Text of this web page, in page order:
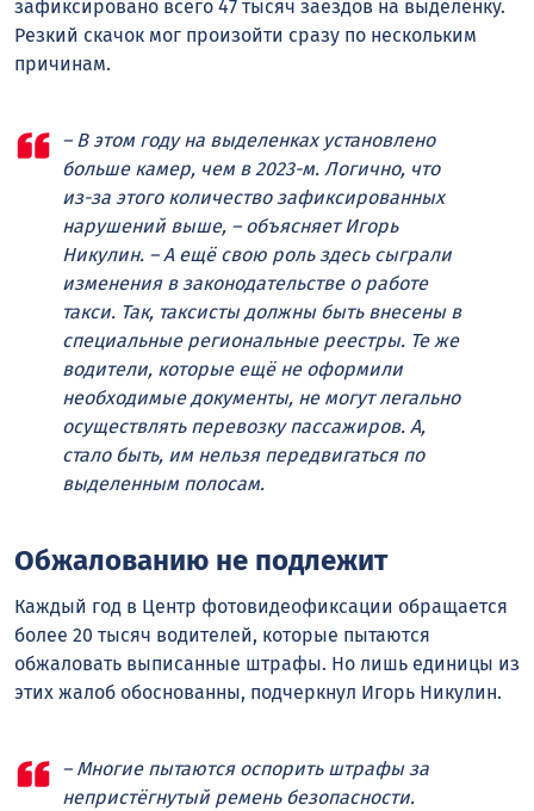
зафиксировано всего 47 тысяч заездов на выделенку.
Резкий скачок мог произойти сразу по нескольким
причинам.
– В этом году на выделенках установлено
больше камер, чем в 2023-м. Логично, что
из-за этого количество зафиксированных
нарушений выше, – объясняет Игорь
Никулин. – А ещё свою роль здесь сыграли
изменения в законодательстве о работе
такси. Так, таксисты должны быть внесены в
специальные региональные реестры. Те же
водители, которые ещё не оформили
необходимые документы, не могут легально
осуществлять перевозку пассажиров. А,
стало быть, им нельзя передвигаться по
выделенным полосам.
Обжалованию не подлежит
Каждый год в Центр фотовидеофиксации обращается
более 20 тысяч водителей, которые пытаются
обжаловать выписанные штрафы. Но лишь единицы из
этих жалоб обоснованны, подчеркнул Игорь Никулин.
– Многие пытаются оспорить штрафы за
непристёгнутый ремень безопасности.